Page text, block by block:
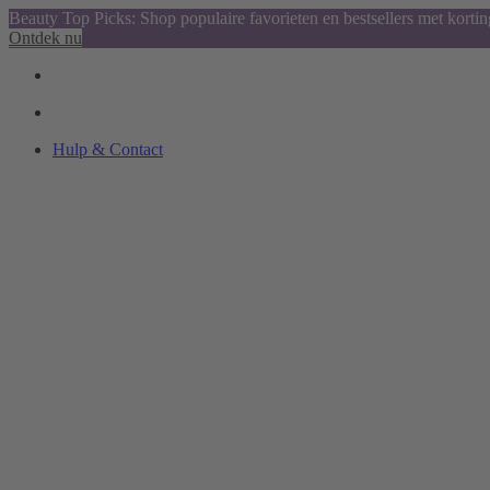
Beauty Top Picks: Shop populaire favorieten en bestsellers met
Ontdek nu
Hulp & Contact